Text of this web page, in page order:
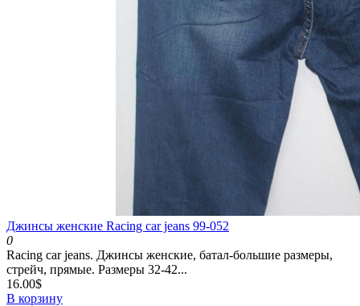
Джинсы женские Racing car jeans 99-052
0
Racing car jeans. Джинсы женские, батал-большие размеры,
стрейч, прямые. Размеры 32-42...
16.00$
В корзину